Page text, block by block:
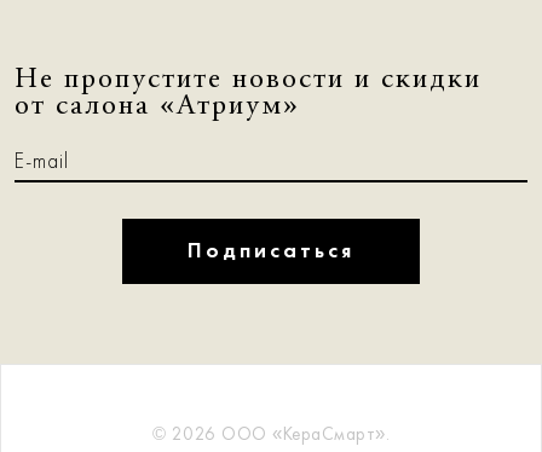
Не пропустите новости и скидки
от салона «Атриум»
Подписаться
© 2026 ООО «КераСмарт».